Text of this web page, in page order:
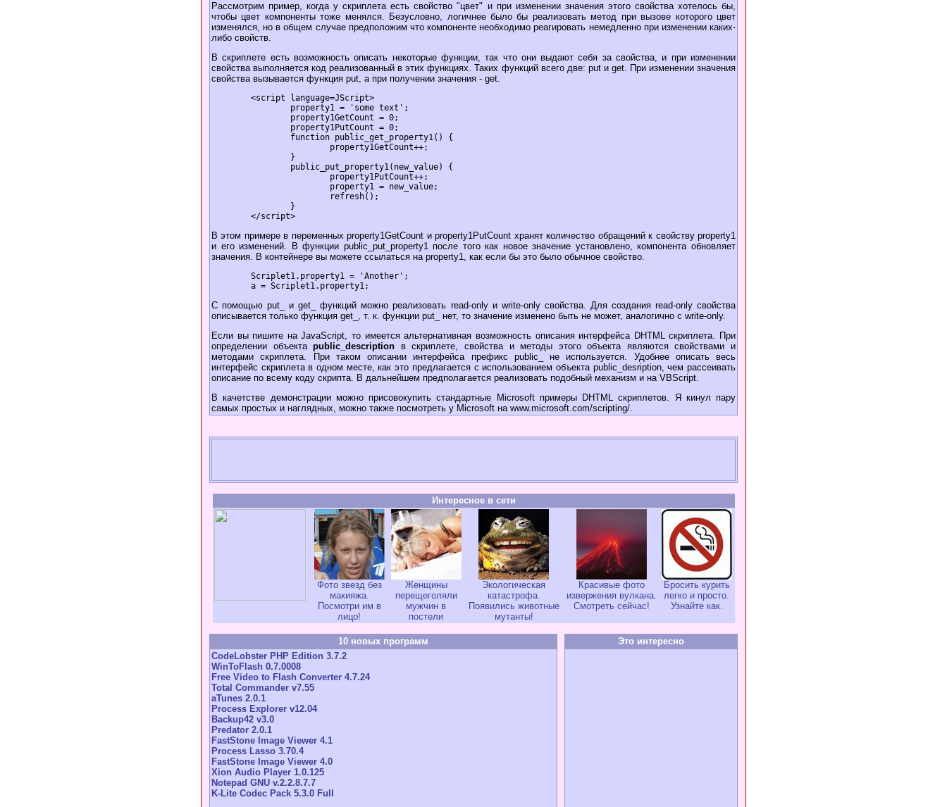
Рассмотрим пример, когда у скриплета есть свойство "цвет" и при изменении значения этого свойства хотелось бы,
чтобы цвет компоненты тоже менялся. Безусловно, логичнее было бы реализовать метод при вызове которого цвет
изменялся, но в общем случае предположим что компоненте необходимо реагировать немедленно при изменении каких-
либо свойств.
В скриплете есть возможность описать некоторые функции, так что они выдают себя за свойства, и при изменении
свойства выполняется код реализованный в этих функциях. Таких функций всего две: put и get. При изменении значения
свойства вызывается функция put, а при получении значения - get.
В этом примере в переменных property1GetCount и property1PutCount хранят количество обращений к свойству property1
и его изменений. В функции public_put_property1 после того как новое значение установлено, компонента обновляет
значения. В контейнере вы можете ссылаться на property1, как если бы это было обычное свойство.
С помощью put_ и get_ функций можно реализовать read-only и write-only свойства. Для создания read-only свойства
описывается только функция get_, т. к. функции put_ нет, то значение изменено быть не может, аналогично с write-only.
Если вы пишите на JavaScript, то имеется альтернативная возможность описания интерфейса DHTML скриплета. При
определении объектаpublic_description в скриплете, свойства и методы этого объекта являются свойствами и
методами скриплета. При таком описании интерфейса префикс public_ не используется. Удобнее описать весь
интерфейс скриплета в одном месте, как это предлагается с использованием объекта public_desription, чем рассеивать
описание по всему коду скрипта. В дальнейшем предполагается реализовать подобный механизм и на VBScript.
В качетстве демонстрации можно присовокупить стандартные Microsoft примеры DHTML скриплетов. Я кинул пару
самых простых и наглядных, можно также посмотреть у Microsoft на www.microsoft.com/scripting/.
Интересное в сети
Фото звезд без
макияжа.
Посмотри им в
лицо!
Женщины
перещеголяли
мужчин в
постели
Экологическая
катастрофа.
Появились животные
мутанты!
Красивые фото
извержения вулкана.
Смотреть сейчас!
Бросить курить
легко и просто.
Узнайте как.
10 новых программ
CodeLobster PHP Edition 3.7.2
WinToFlash 0.7.0008
Free Video to Flash Converter 4.7.24
Total Commander v7.55
aTunes 2.0.1
Process Explorer v12.04
Backup42 v3.0
Predator 2.0.1
FastStone Image Viewer 4.1
Process Lasso 3.70.4
FastStone Image Viewer 4.0
Xion Audio Player 1.0.125
Notepad GNU v.2.2.8.7.7
K-Lite Codec Pack 5.3.0 Full
Это интересно